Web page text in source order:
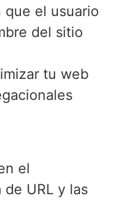
que el usuario
del sitio
tu web
el
URL y las